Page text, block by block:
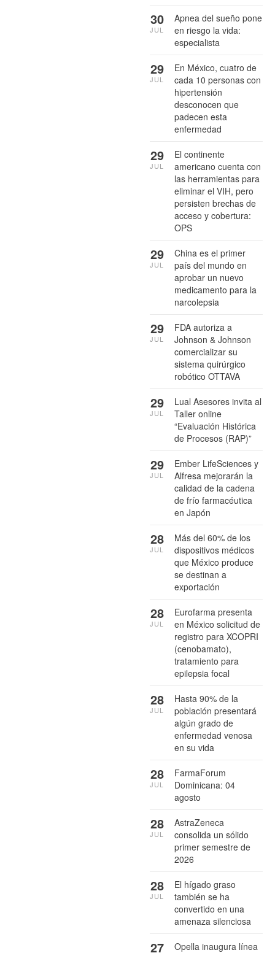
Apnea del sueño pone
en riesgo la vida:
especialista
30
JUL
En México, cuatro de
cada 10 personas con
hipertensión
desconocen que
padecen esta
enfermedad
29
JUL
El continente
americano cuenta con
las herramientas para
eliminar el VIH, pero
persisten brechas de
acceso y cobertura:
OPS
29
JUL
China es el primer
país del mundo en
aprobar un nuevo
medicamento para la
narcolepsia
29
JUL
FDA autoriza a
Johnson & Johnson
comercializar su
sistema quirúrgico
robótico OTTAVA
29
JUL
Lual Asesores invita al
Taller online
“Evaluación Histórica
de Procesos (RAP)”
29
JUL
Ember LifeSciences y
Alfresa mejorarán la
calidad de la cadena
de frío farmacéutica
en Japón
29
JUL
Más del 60% de los
dispositivos médicos
que México produce
se destinan a
exportación
28
JUL
Eurofarma presenta
en México solicitud de
registro para XCOPRI
(cenobamato),
tratamiento para
epilepsia focal
28
JUL
Hasta 90% de la
población presentará
algún grado de
enfermedad venosa
en su vida
28
JUL
FarmaForum
Dominicana: 04
agosto
28
JUL
AstraZeneca
consolida un sólido
primer semestre de
2026
28
JUL
El hígado graso
también se ha
convertido en una
amenaza silenciosa
28
JUL
Opella inaugura línea
27